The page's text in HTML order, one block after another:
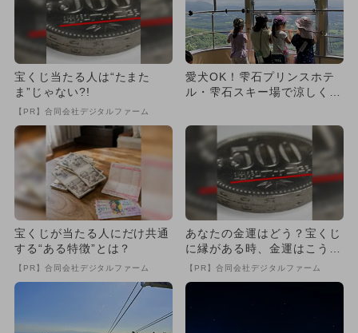
宝くじ当たる人は“たまた
ま”じゃない?!
【PR】合同会社デジタルファーム
愛犬OK！雫石プリンスホテ
ル・雫石スキー場で涼しく遊
催
宝くじが当たる人にだけ共通
する“ある特徴”とは？
【PR】合同会社デジタルファーム
あなたの金運はどう？宝くじ
に縁がある時、金運はこう変
わる
【PR】合同会社デジタルファーム